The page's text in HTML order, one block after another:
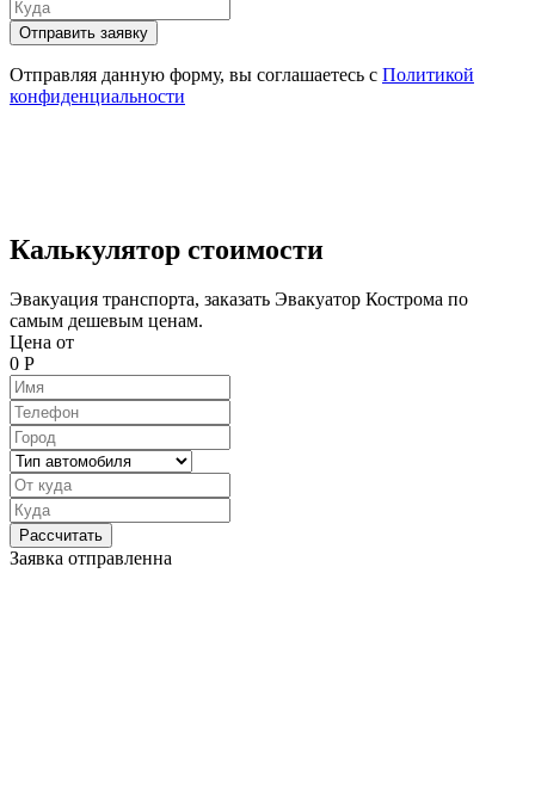
Отправить заявку
Отправляя данную форму, вы соглашаетесь c Политикой
конфиденциальности
Калькулятор стоимости
Эвакуация транспорта, заказать Эвакуатор Кострома по
самым дешевым ценам.
Цена от
0 Р
Рассчитать
Заявка отправленна